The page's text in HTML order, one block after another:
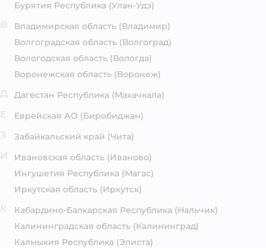
Бурятия Республика (Улан-Удэ)
Владимирская область (Владимир)
Волгоградская область (Волгоград)
Вологодская область (Вологда)
Воронежская область (Воронеж)
Дагестан Республика (Махачкала)
Еврейская АО (Биробиджан)
Забайкальский край (Чита)
Ивановская область (Иваново)
Ингушетия Республика (Магас)
Иркутская область (Иркутск)
Кабардино-Балкарская Республика (Нальчик)
Калининградская область (Калининград)
Калмыкия Республика (Элиста)